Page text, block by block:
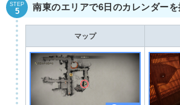
STEP
5 南東のエリアで6日のカレンダー
マップ